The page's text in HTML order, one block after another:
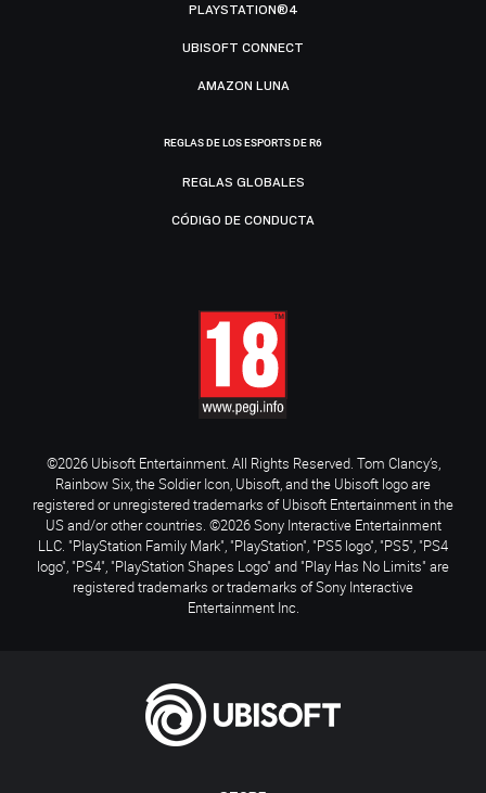
PLAYSTATION®4
UBISOFT CONNECT
AMAZON LUNA
REGLAS DE LOS ESPORTS DE R6
REGLAS GLOBALES
CÓDIGO DE CONDUCTA
©2026 Ubisoft Entertainment. All Rights Reserved. Tom Clancy’s,
Rainbow Six, the Soldier Icon, Ubisoft, and the Ubisoft logo are
registered or unregistered trademarks of Ubisoft Entertainment in the
US and/or other countries. ©2026 Sony Interactive Entertainment
LLC. "PlayStation Family Mark", "PlayStation", "PS5 logo", "PS5", "PS4
logo", "PS4", "PlayStation Shapes Logo" and "Play Has No Limits" are
registered trademarks or trademarks of Sony Interactive
Entertainment Inc.